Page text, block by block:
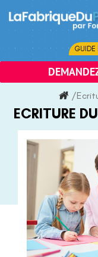
content
GUIDE
/
ECRITURE